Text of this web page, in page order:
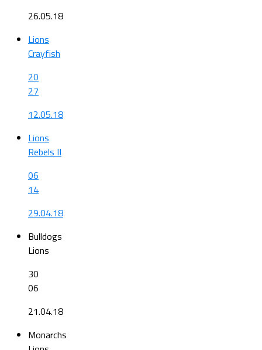
26.05.18
Lions
Crayfish
20
27
12.05.18
Lions
Rebels II
06
14
29.04.18
Bulldogs
Lions
30
06
21.04.18
Monarchs